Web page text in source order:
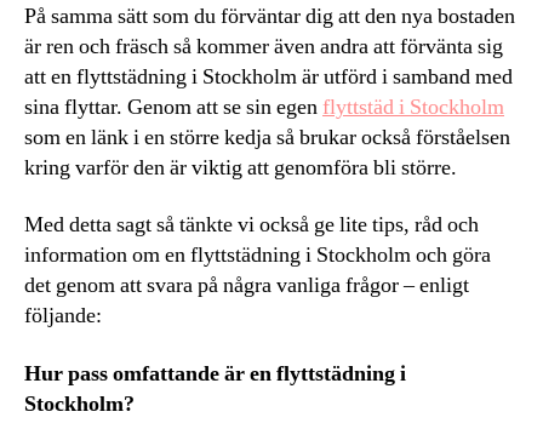
På samma sätt som du förväntar dig att den nya bostaden
är ren och fräsch så kommer även andra att förvänta sig
att en flyttstädning i Stockholm är utförd i samband med
sina flyttar. Genom att se sin egenflyttstäd i Stockholm
som en länk i en större kedja så brukar också förståelsen
kring varför den är viktig att genomföra bli större.
Med detta sagt så tänkte vi också ge lite tips, råd och
information om en flyttstädning i Stockholm och göra
det genom att svara på några vanliga frågor – enligt
följande:
Hur pass omfattande är en flyttstädning i
Stockholm?